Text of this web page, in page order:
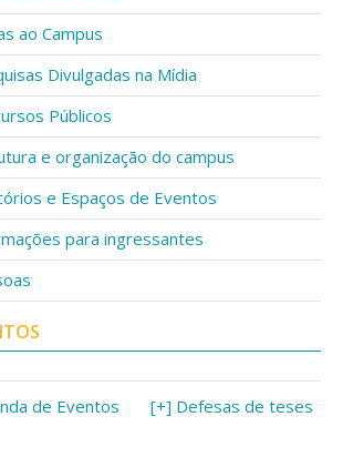
ao Campus
Divulgadas na Mídia
Públicos
e organização do campus
e Espaços de Eventos
para ingressantes
de Eventos [+] Defesas de teses